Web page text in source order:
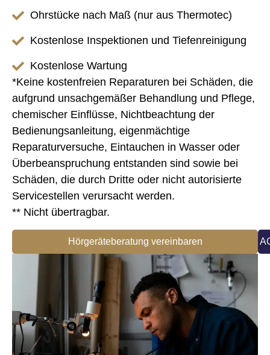
Ohrstücke nach Maß (nur aus Thermotec)
Kostenlose Inspektionen und Tiefenreinigung
Kostenlose Wartung
*Keine kostenfreien Reparaturen bei Schäden, die
aufgrund unsachgemäßer Behandlung und Pflege,
chemischer Einflüsse, Nichtbeachtung der
Bedienungsanleitung, eigenmächtige
Reparaturversuche, Eintauchen in Wasser oder
Überbeanspruchung entstanden sind sowie bei
Schäden, die durch Dritte oder nicht autorisierte
Servicestellen verursacht werden.
** Nicht übertragbar.
Hörgeräteberatung vereinbaren